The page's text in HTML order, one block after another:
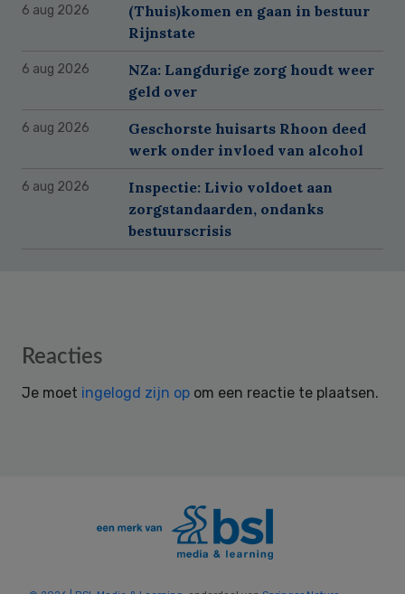
6 aug 2026
(Thuis)komen en gaan in bestuur
Rijnstate
6 aug 2026
NZa: Langdurige zorg houdt weer
geld over
6 aug 2026
Geschorste huisarts Rhoon deed
werk onder invloed van alcohol
6 aug 2026
Inspectie: Livio voldoet aan
zorgstandaarden, ondanks
bestuurscrisis
Reader
Reacties
Je moet ingelogd zijn op om een reactie te plaatsen.